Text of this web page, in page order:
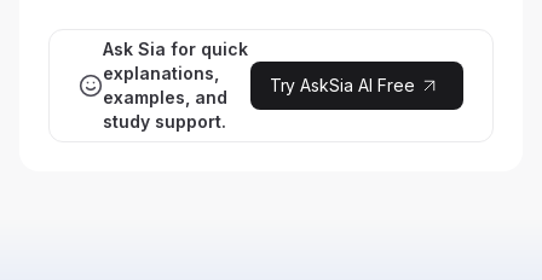
Ask Sia for quick
explanations,
examples, and
study support.
Try AskSia AI Free